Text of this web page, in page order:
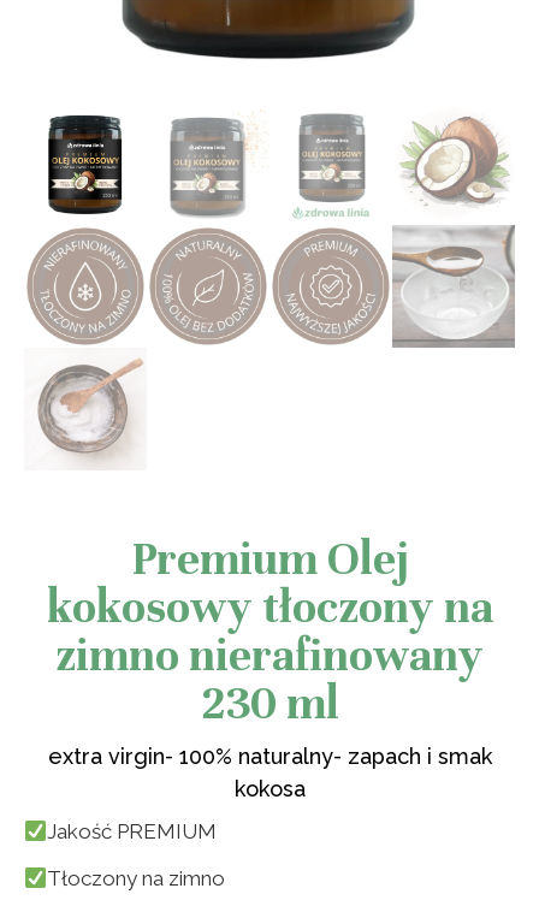
Premium Olej
kokosowy tłoczony na
zimno nierafinowany
230 ml
extra virgin- 100% naturalny- zapach i smak
kokosa
Jakość PREMIUM
Tłoczony na zimno